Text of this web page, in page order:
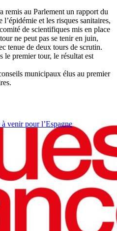
remis au Parlement un rapport du
l’épidémie et les risques sanitaires,
de scientifiques mis en place
ne peut pas se tenir en juin,
tenue de deux tours de scrutin.
le premier tour, le résultat est
municipaux élus au premier
venir pour l’Espagne